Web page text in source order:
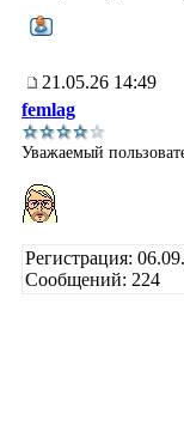
21.05.26 14:49
femlag
Уважаемый
Регистрация:
Сообщений: 224